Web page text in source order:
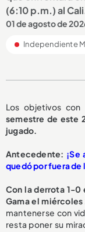
(6:10 p.m.) al
01 de agosto de
Independiente
Los objetivos
semestre de este
jugado.
Antecedente:
quedó por fuera de
Con la derrota 1-0
Gama el
mantenerse con
resta poner su